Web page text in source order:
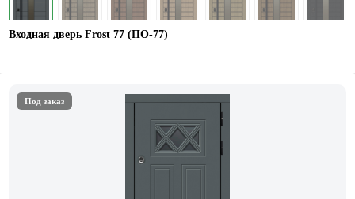
Входная дверь Frost 77 (ПО-77)
Под заказ